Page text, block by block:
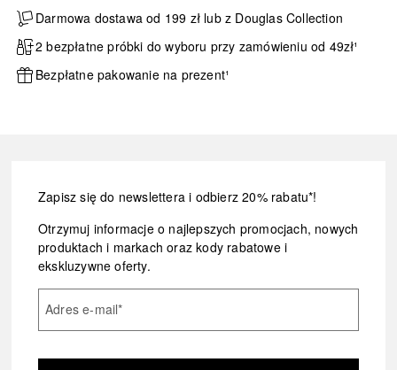
Darmowa dostawa od 199 zł lub z Douglas Collection
2 bezpłatne próbki do wyboru przy zamówieniu od 49zł¹
Bezpłatne pakowanie na prezent¹
Zapisz się do newslettera i odbierz 20% rabatu*!
Otrzymuj informacje o najlepszych promocjach, nowych
produktach i markach oraz kody rabatowe i
ekskluzywne oferty.
Adres e-mail*